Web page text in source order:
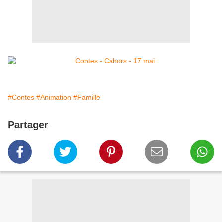
#Contes #Animation #Famille
Partager